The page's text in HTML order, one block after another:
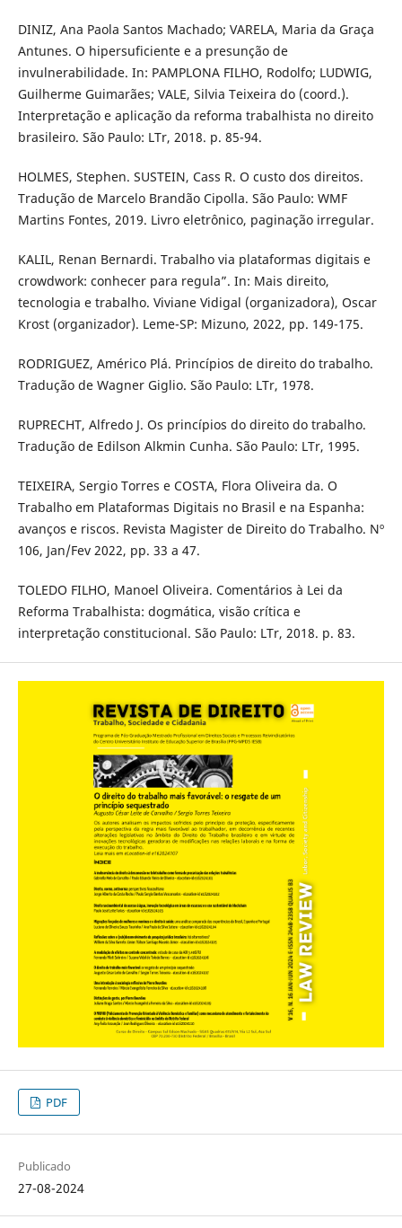
DINIZ, Ana Paola Santos Machado; VARELA, Maria da Graça
Antunes. O hipersuficiente e a presunção de
invulnerabilidade. In: PAMPLONA FILHO, Rodolfo; LUDWIG,
Guilherme Guimarães; VALE, Silvia Teixeira do (coord.).
Interpretação e aplicação da reforma trabalhista no direito
brasileiro. São Paulo: LTr, 2018. p. 85-94.
HOLMES, Stephen. SUSTEIN, Cass R. O custo dos direitos.
Tradução de Marcelo Brandão Cipolla. São Paulo: WMF
Martins Fontes, 2019. Livro eletrônico, paginação irregular.
KALIL, Renan Bernardi. Trabalho via plataformas digitais e
crowdwork: conhecer para regula”. In: Mais direito,
tecnologia e trabalho. Viviane Vidigal (organizadora), Oscar
Krost (organizador). Leme-SP: Mizuno, 2022, pp. 149-175.
RODRIGUEZ, Américo Plá. Princípios de direito do trabalho.
Tradução de Wagner Giglio. São Paulo: LTr, 1978.
RUPRECHT, Alfredo J. Os princípios do direito do trabalho.
Tradução de Edilson Alkmin Cunha. São Paulo: LTr, 1995.
TEIXEIRA, Sergio Torres e COSTA, Flora Oliveira da. O
Trabalho em Plataformas Digitais no Brasil e na Espanha:
avanços e riscos. Revista Magister de Direito do Trabalho. Nº
106, Jan/Fev 2022, pp. 33 a 47.
TOLEDO FILHO, Manoel Oliveira. Comentários à Lei da
Reforma Trabalhista: dogmática, visão crítica e
interpretação constitucional. São Paulo: LTr, 2018. p. 83.
PDF
Publicado
27-08-2024